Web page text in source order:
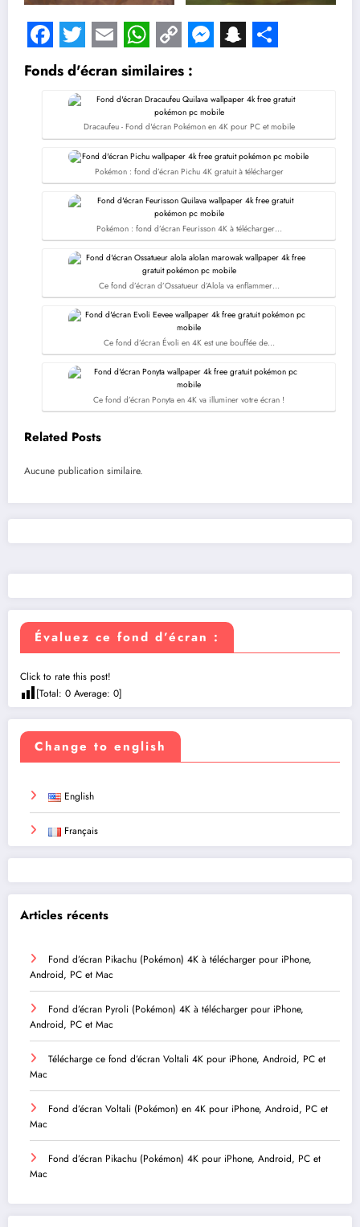
Facebook
Twitter
EmailWhatsApp
Copy
Link
Messenger
Snapchat
Share
Fonds d'écran similaires :
Dracaufeu - Fond d'écran Pokémon en 4K pour PC et mobile
Pokémon : fond d’écran Pichu 4K gratuit à télécharger
Pokémon : fond d’écran Feurisson 4K à télécharger…
Ce fond d’écran d’Ossatueur d’Alola va enflammer…
Ce fond d’écran Évoli en 4K est une bouffée de…
Ce fond d’écran Ponyta en 4K va illuminer votre écran !
Related Posts
Aucune publication similaire.
Évaluez ce fond d’écran :
Click to rate this post!
[Total: 0 Average: 0]
Change to english
English
Français
Articles récents
Fond d’écran Pikachu (Pokémon) 4K à télécharger pour iPhone,
Android, PC et Mac
Fond d’écran Pyroli (Pokémon) 4K à télécharger pour iPhone,
Android, PC et Mac
Télécharge ce fond d’écran Voltali 4K pour iPhone, Android, PC et
Mac
Fond d’écran Voltali (Pokémon) en 4K pour iPhone, Android, PC et
Mac
Fond d’écran Pikachu (Pokémon) 4K pour iPhone, Android, PC et
Mac